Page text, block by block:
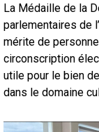
La Médaille de la
parlementaires de
mérite de
circonscription
utile pour le bien
dans le domaine